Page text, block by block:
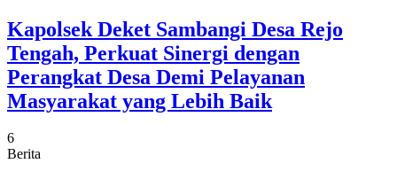
Kapolsek Deket Sambangi Desa Rejo
Tengah, Perkuat Sinergi dengan
Perangkat Desa Demi Pelayanan
Masyarakat yang Lebih Baik
6
Berita